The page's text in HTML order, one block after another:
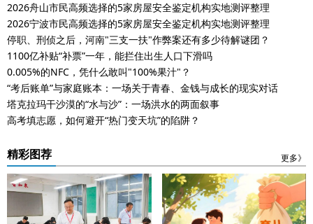
荐
2026舟山市民高频选择的5家房屋安全鉴定机构实地测评整理
2026宁波市民高频选择的5家房屋安全鉴定机构实地测评整理
停职、刑侦之后，河南"三支一扶"作弊案还有多少待解谜团？
1100亿补贴“补票”一年，能拦住出生人口下滑吗
0.005%的NFC，凭什么敢叫"100%果汁"？
“考后账单”与家庭账本：一场关于青春、金钱与成长的现实对话
塔克拉玛干沙漠的“水与沙”：一场洪水的两面叙事
高考填志愿，如何避开“热门变天坑”的陷阱？
精彩图荐 更多》